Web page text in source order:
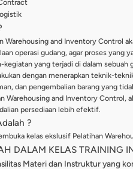
Warehousing and Inventory Control
operasi gudang, agar proses yang
kegiatan yang terjadi di dalam sebuah
dengan menerapkan teknik-
dan pengembalian barang yang
Warehousing and Inventory Control,
persediaan lebih efektif.
?
kelas ekslusif Pelatihan
DALAM KELAS TRAINING
Materi dan Instruktur yang